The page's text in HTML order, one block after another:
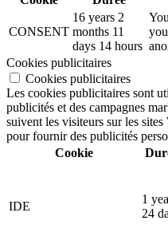
CONSENT
16 years 2
months 11
days 14 hours
Cookies publicitaires
Cookies publicitaires
Les cookies publicitaires sont
publicités et des campagnes
suivent les visiteurs sur les
pour fournir des publicités
Cookie
IDE
1
24